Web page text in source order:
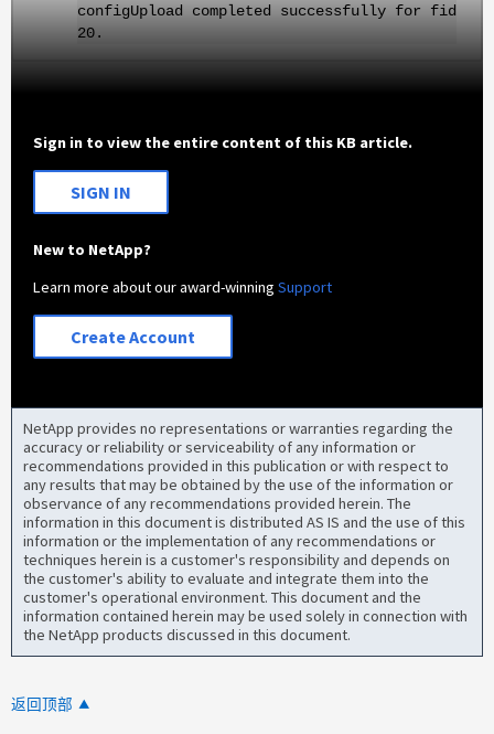
configUpload completed successfully for fid
20.
Sign in to view the entire content of this KB article.
SIGN IN
New to NetApp?
Learn more about our award-winningSupport
Create Account
NetApp provides no representations or warranties regarding the
accuracy or reliability or serviceability of any information or
recommendations provided in this publication or with respect to
any results that may be obtained by the use of the information or
observance of any recommendations provided herein. The
information in this document is distributed AS IS and the use of this
information or the implementation of any recommendations or
techniques herein is a customer's responsibility and depends on
the customer's ability to evaluate and integrate them into the
customer's operational environment. This document and the
information contained herein may be used solely in connection with
the NetApp products discussed in this document.
返回顶部